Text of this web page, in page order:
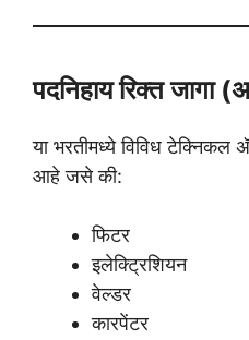
पदनिहाय रिक्त जागा
या भरतीमध्ये विविध टेक्निकल
आहे जसे की:
फिटर
इलेक्ट्रिशियन
वेल्डर
कारपेंटर